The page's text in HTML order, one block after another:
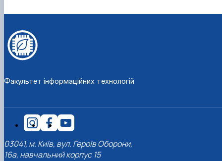
Факультет інформаційних технологій
03041, м. Київ, вул. Героїв Оборони,
16а, навчальний корпус 15